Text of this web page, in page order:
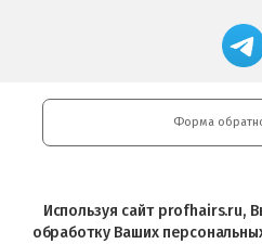
Professional
загрузить
Play
и
Форма
Используя сайт profhairs.ru,
обработку Ваших